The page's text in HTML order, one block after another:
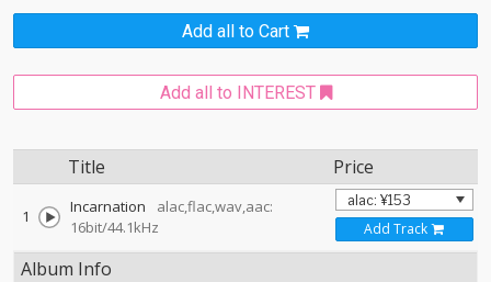
Add all to Cart
Add all to INTEREST
Title Price
1 Incarnation
alac,flac,wav,aac:
16bit/44.1kHz
Add Track
Album Info